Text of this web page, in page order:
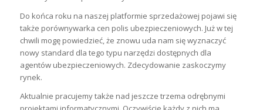
Do końca roku na naszej platformie sprzedażowej pojawi się
także porównywarka cen polis ubezpieczeniowych. Już w tej
chwili mogę powiedzieć, że znowu uda nam się wyznaczyć
nowy standard dla tego typu narzędzi dostępnych dla
agentów ubezpieczeniowych. Zdecydowanie zaskoczymy
rynek.
Aktualnie pracujemy także nad jeszcze trzema odrębnymi